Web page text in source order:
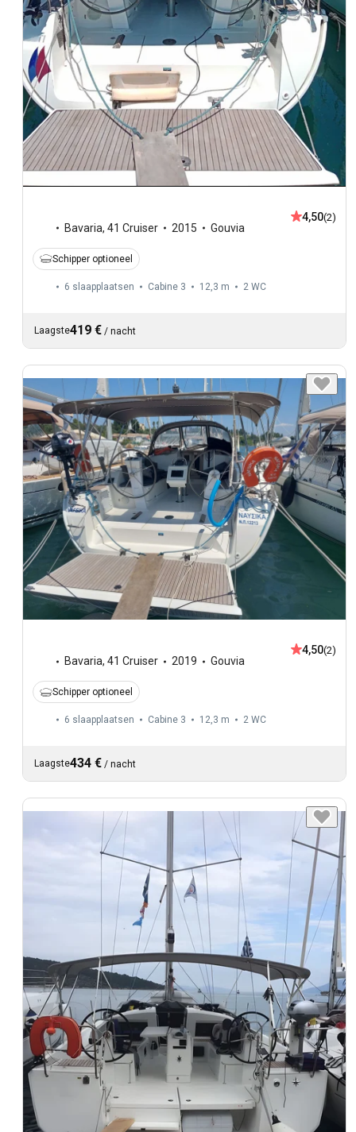
Bavaria, 41 Cruiser 2015 Gouvia
4,50(2)
Schipper optioneel
6 slaapplaatsen Cabine 3 12,3 m 2 WC
Laagste419 € / nacht
Bavaria, 41 Cruiser 2019 Gouvia
4,50(2)
Schipper optioneel
6 slaapplaatsen Cabine 3 12,3 m 2 WC
Laagste434 € / nacht